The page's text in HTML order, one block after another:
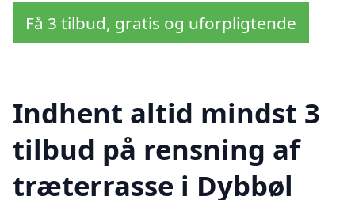
Få 3 tilbud, gratis og uforpligtende
Indhent altid mindst 3
tilbud på rensning af
træterrasse i Dybbøl